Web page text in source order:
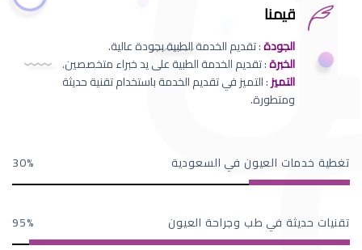
قيمنا
الجودة: تقديم الخدمة الطبية بجودة عالية.
الخبرة: تقديم الخدمة الطبية على يد خبراء متخصصين.
التميز: التميز في تقديم الخدمة باستخدام تقنية حديثة
ومتطورة.
تغطية خدمات العيون في السعودية 30
تقنيات حديثة في طب وجراحة العيون 95